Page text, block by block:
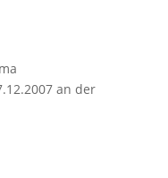
an der